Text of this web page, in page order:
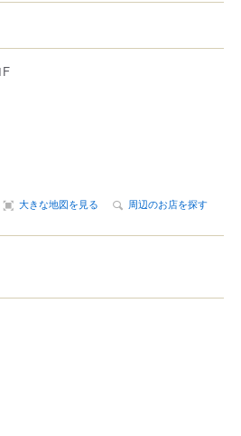
大きな地図を見る 周辺のお店を探す